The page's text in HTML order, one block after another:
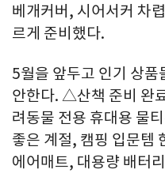
베개커버, 시어서커 차
르게 준비했다.
5월을 앞두고 인기 상품
안한다. △산책 준비 완
려동물 전용 휴대용 물
좋은 계절, 캠핑 입문템
에어매트, 대용량 배터